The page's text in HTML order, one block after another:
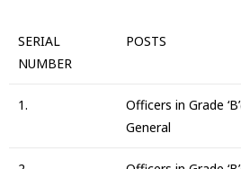
SERIAL
NUMBER
POSTS
1.
Officers in Grade
General